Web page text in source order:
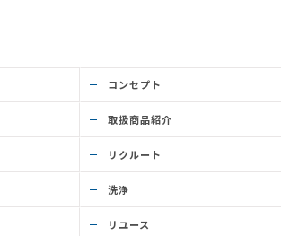
コンセプト
取扱商品紹介
リクルート
洗浄
リユース